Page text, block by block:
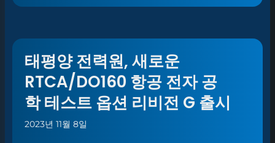
태평양 전력원, 새로운
RTCA/DO160 항공 전자 공
학 테스트 옵션 리비전 G 출시
2023년 11월 8일